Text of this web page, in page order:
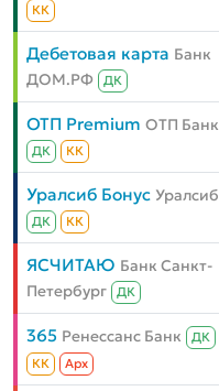
КК
Дебетовая карта Банк
ДОМ.РФ
ДК
ОТП Premium ОТП Банк
ДК КК
Уралсиб Бонус Уралсиб
ДК КК
ЯСЧИТАЮ Банк Санкт-
Петербург
ДК
365 Ренессанс Банк
ДК
КК
Aрх